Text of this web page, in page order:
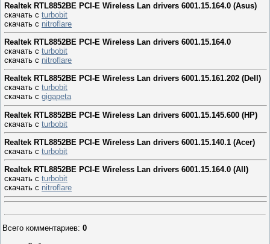
Realtek RTL8852BE PCI-E Wireless Lan drivers 6001.15.164.0 (Asus)
скачать с turbobit
скачать с nitroflare
Realtek RTL8852BE PCI-E Wireless Lan drivers 6001.15.164.0
скачать с turbobit
скачать с nitroflare
Realtek RTL8852BE PCI-E Wireless Lan drivers 6001.15.161.202 (Dell)
скачать с turbobit
скачать с gigapeta
Realtek RTL8852BE PCI-E Wireless Lan drivers 6001.15.145.600 (HP)
скачать с turbobit
Realtek RTL8852BE PCI-E Wireless Lan drivers 6001.15.140.1 (Acer)
скачать с turbobit
Realtek RTL8852BE PCI-E Wireless Lan drivers 6001.15.164.0 (All)
скачать с turbobit
скачать с nitroflare
Всего комментариев: 0